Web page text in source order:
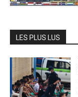
LES PLUS LUS